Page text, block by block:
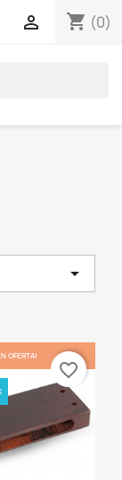
shopping_cart (0)


OFERTA!
favorite_border